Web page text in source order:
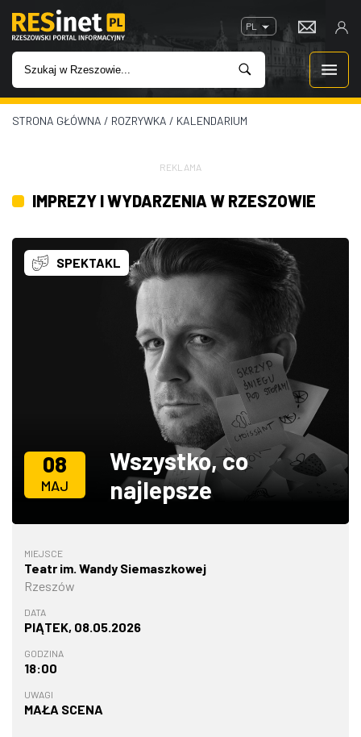
PL
WIADOMOŚCI
IMPREZY
ROZRYWKA
STRONA GŁÓWNA / ROZRYWKA / KALENDARIUM
REKLAMA
IMPREZY I WYDARZENIA W RZESZOWIE
SPEKTAKL
08
MAJ
Wszystko, co
najlepsze
MIEJSCE
Teatr im. Wandy Siemaszkowej
Rzeszów
DATA
PIĄTEK, 08.05.2026
GODZINA
18:00
UWAGI
MAŁA SCENA